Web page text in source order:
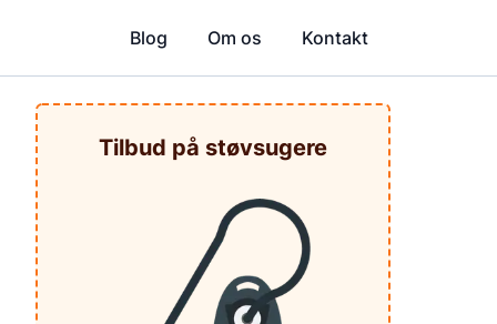
Blog Om os Kontakt
Tilbud på støvsugere